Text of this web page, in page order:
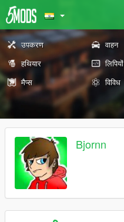
उपकरण वाहन
हथियार
लिपियों
मैप्स
विविध
Bjornn